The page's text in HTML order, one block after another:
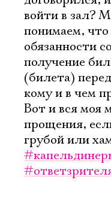
войти в зал?
понимаем, что
обязанности
получение
(билета)
кому и в чем
Вот и вся моя
прощения,
грубой или